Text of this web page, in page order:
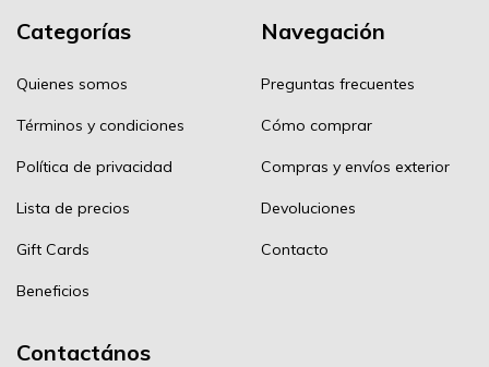
Categorías
Quienes somos
Términos y condiciones
Política de privacidad
Lista de precios
Gift Cards
Beneficios
Navegación
Preguntas frecuentes
Cómo comprar
Compras y envíos exterior
Devoluciones
Contacto
Contactános